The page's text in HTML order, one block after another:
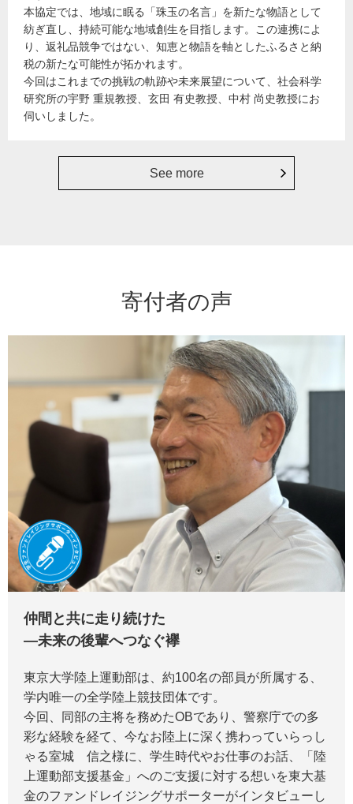
本協定では、地域に眠る「珠玉の名言」を新たな物語として
紡ぎ直し、持続可能な地域創生を目指します。この連携によ
り、返礼品競争ではない、知恵と物語を軸としたふるさと納
税の新たな可能性が拓かれます。
今回はこれまでの挑戦の軌跡や未来展望について、社会科学
研究所の宇野 重規教授、玄田 有史教授、中村 尚史教授にお
伺いしました。
See more
寄付者の声
仲間と共に走り続けた
―未来の後輩へつなぐ襷
東京大学陸上運動部は、約100名の部員が所属する、
学内唯一の全学陸上競技団体です。
今回、同部の主将を務めたOBであり、警察庁での多
彩な経験を経て、今なお陸上に深く携わっていらっし
ゃる室城 信之様に、学生時代やお仕事のお話、「陸
上運動部支援基金」へのご支援に対する想いを東大基
金のファンドレイジングサポーターがインタビューし